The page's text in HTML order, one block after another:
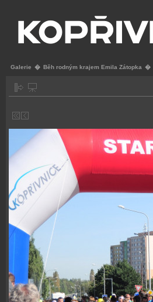
Galerie � Běh rodným krajem Emila Zátopka �